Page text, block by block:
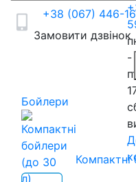
-
+38 (067) 446-
Замовити дзвінок
Бойлери